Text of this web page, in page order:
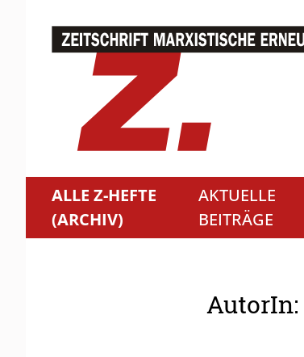
ALLE Z-HEFTE
(ARCHIV)
AKTUELLE
BEITRÄGE
AutorIn: